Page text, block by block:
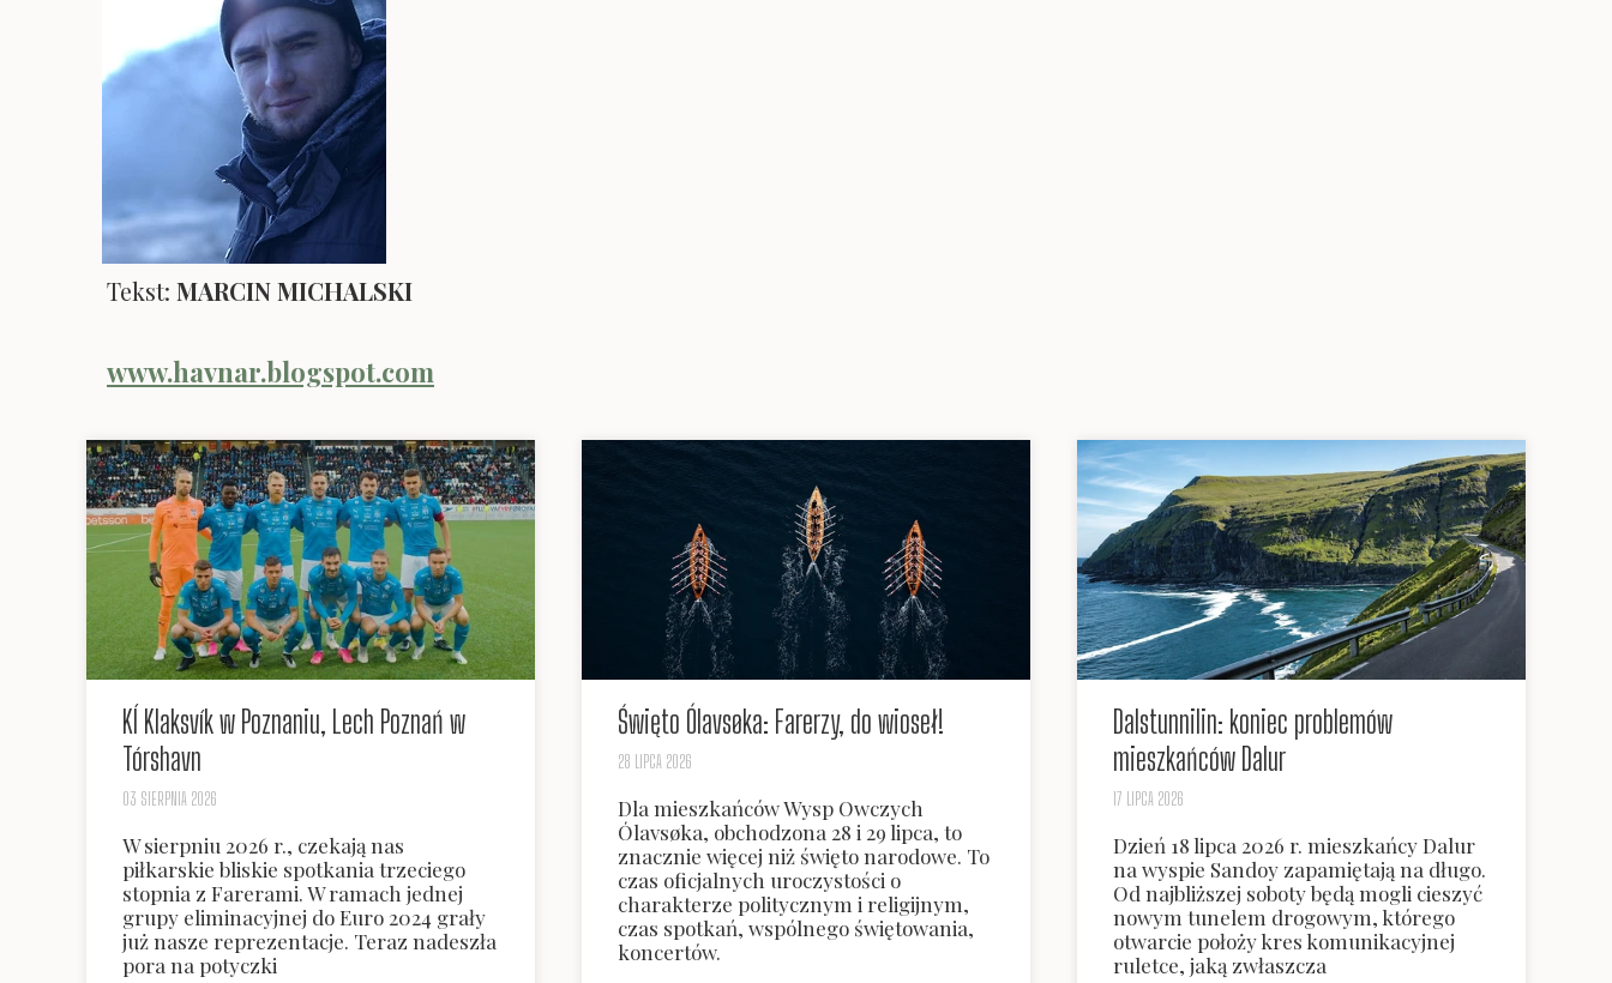
Tekst: MARCIN MICHALSKI
www.havnar.blogspot.com
KÍ Klaksvík w Poznaniu, Lech Poznań w
Tórshavn
03 SIERPNIA 2026
W sierpniu 2026 r., czekają nas
piłkarskie bliskie spotkania trzeciego
stopnia z Farerami. W ramach jednej
grupy eliminacyjnej do Euro 2024 grały
już nasze reprezentacje. Teraz nadeszła
pora na potyczki
Święto Ólavsøka: Farerzy, do wioseł!
28 LIPCA 2026
Dla mieszkańców Wysp Owczych
Ólavsøka, obchodzona 28 i 29 lipca, to
znacznie więcej niż święto narodowe. To
czas oficjalnych uroczystości o
charakterze politycznym i religijnym,
czas spotkań, wspólnego świętowania,
koncertów.
Dalstunnilin: koniec problemów
mieszkańców Dalur
17 LIPCA 2026
Dzień 18 lipca 2026 r. mieszkańcy Dalur
na wyspie Sandoy zapamiętają na długo.
Od najbliższej soboty będą mogli cieszyć
nowym tunelem drogowym, którego
otwarcie położy kres komunikacyjnej
ruletce, jaką zwłaszcza